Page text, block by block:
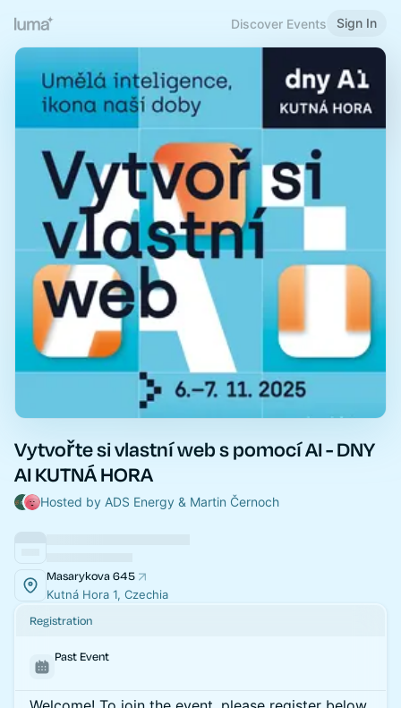
Discover Events Sign In
Vytvořte si vlastní web s pomocí AI - DNY
AI KUTNÁ HORA
Hosted by ADS Energy & Martin Černoch
Masarykova 645
Kutná Hora 1, Czechia
Registration
Past Event